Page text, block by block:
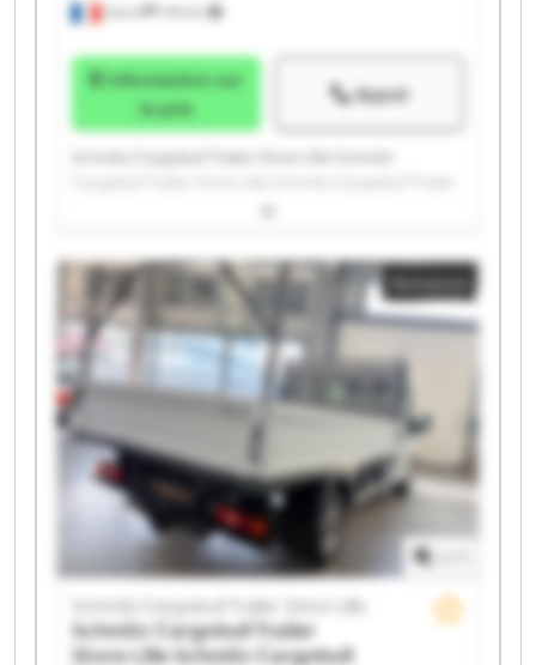
Carvin
le prix
Appel
Schmitz Cargobull Trailer Store Lille Schmitz
Store Lille Schmitz Cargobull Trailer Store Lille
Cargobull Trailer Store Lille Schmitz Cargobull Trailer
Store Lille Schmitz Cargobull Trailer Store Lille
Schmitz Cargobull Trailer Store Lille Schmitz
Cargobull Trailer Store Lille Schmitz Cargobull Trailer
Store Lille Schmitz Cargobull Trailer Store Lille
Schmitz Cargobull Trailer Store Lille Schmitz
Cargobull Trailer Store Lille Schmitz Cargobull Trailer
Store Lille Schmitz Cargobull Trailer Store Lille
Schmitz Cargobull Trailer Store Lille Schmitz
Cargobull Trailer Store Lille Schmitz Cargobull Trailer
Store Lille Schmitz Cargobull Trailer Store Lille
Annonce
Schmitz Cargobull Trailer Store Lille
Schmitz Cargobull Trailer
Store Lille Schmitz Cargobull